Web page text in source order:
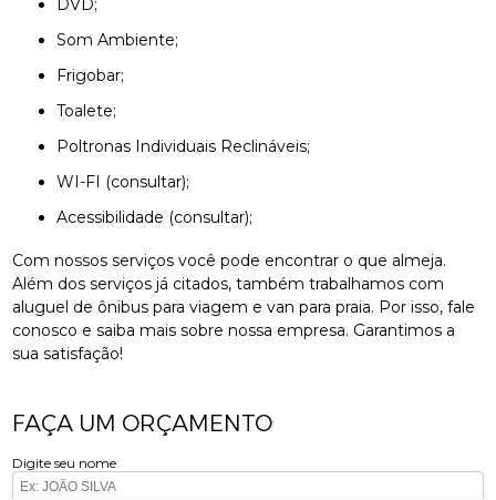
DVD;
Som Ambiente;
Frigobar;
Toalete;
Poltronas Individuais Reclináveis;
WI-FI (consultar);
Acessibilidade (consultar);
Com nossos serviços você pode encontrar o que almeja.
Além dos serviços já citados, também trabalhamos com
aluguel de ônibus para viagem e van para praia. Por isso, fale
conosco e saiba mais sobre nossa empresa. Garantimos a
sua satisfação!
FAÇA UM ORÇAMENTO
Digite seu nome